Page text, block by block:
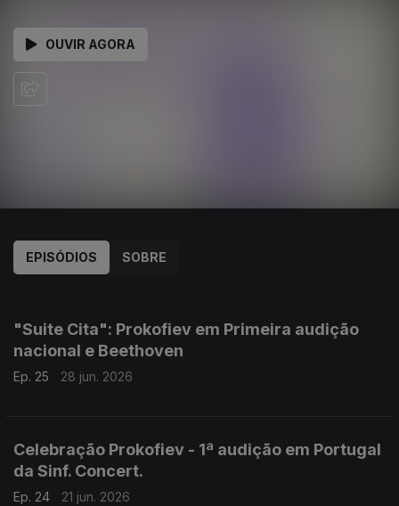
OUVIR AGORA
EPISÓDIOS SOBRE
"Suite Cita": Prokofiev em Primeira audição
nacional e Beethoven
Ep. 25 28 jun. 2026
Celebração Prokofiev - 1ª audição em Portugal
da Sinf. Concert.
Ep. 24 21 jun. 2026